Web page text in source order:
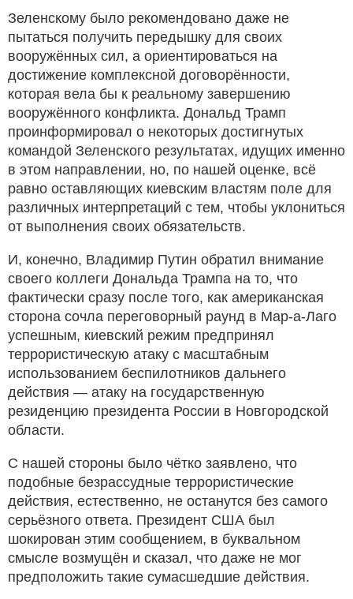
Зеленскому было рекомендовано даже не
пытаться получить передышку для своих
вооружённых сил, а ориентироваться на
достижение комплексной договорённости,
которая вела бы к реальному завершению
вооружённого конфликта. Дональд Трамп
проинформировал о некоторых достигнутых
командой Зеленского результатах, идущих именно
в этом направлении, но, по нашей оценке, всё
равно оставляющих киевским властям поле для
различных интерпретаций с тем, чтобы уклониться
от выполнения своих обязательств.
И, конечно, Владимир Путин обратил внимание
своего коллеги Дональда Трампа на то, что
фактически сразу после того, как американская
сторона сочла переговорный раунд в Мар-а-Лаго
успешным, киевский режим предпринял
террористическую атаку с масштабным
использованием беспилотников дальнего
действия — атаку на государственную
резиденцию президента России в Новгородской
области.
С нашей стороны было чётко заявлено, что
подобные безрассудные террористические
действия, естественно, не останутся без самого
серьёзного ответа. Президент США был
шокирован этим сообщением, в буквальном
смысле возмущён и сказал, что даже не мог
предположить такие сумасшедшие действия.